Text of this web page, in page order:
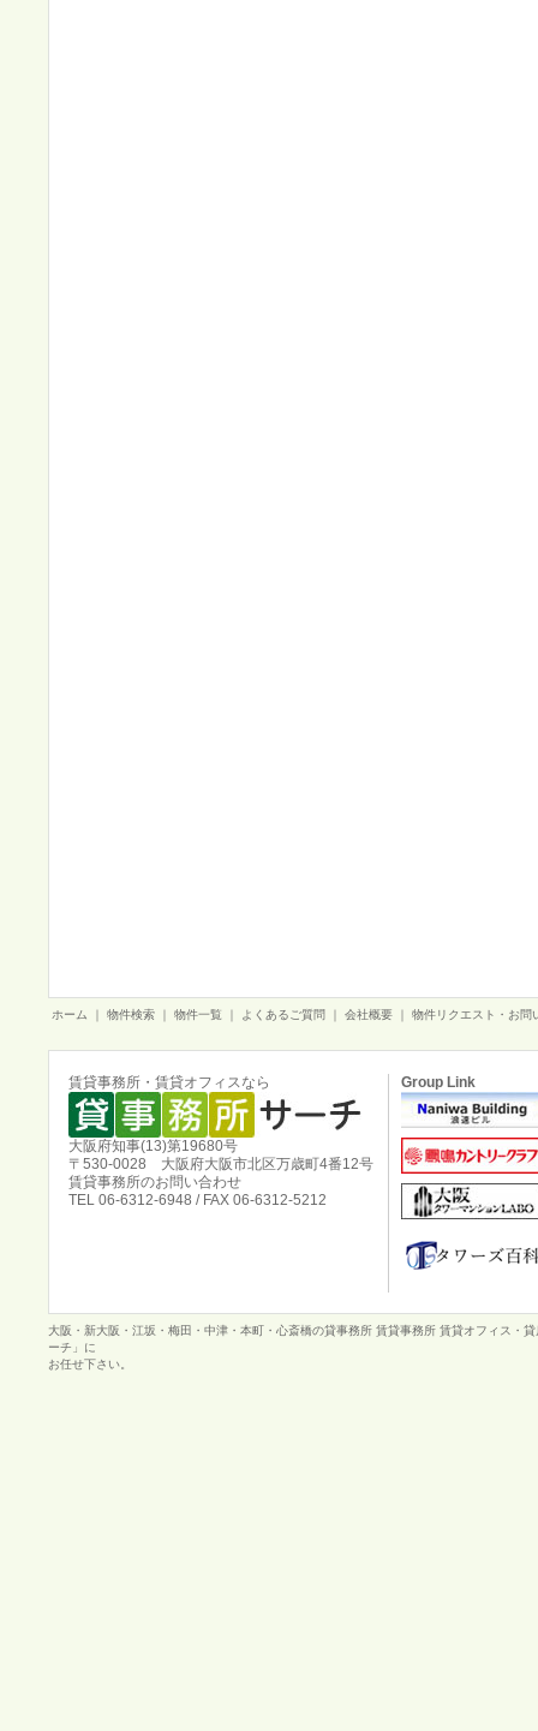
ホーム 物件検索 物件一覧 よくあるご質問 会社概要 物件リクエスト・お問
賃貸事務所・賃貸オフィスなら
大阪府知事(13)第19680号
〒530-0028 大阪府大阪市北区万歳町4番12号
賃貸事務所のお問い合わせ
TEL 06-6312-6948 / FAX 06-6312-5212
Group Link
大阪・新大阪・江坂・梅田・中津・本町・心斎橋の貸事務所 賃貸事務所 賃貸オフィス・
ーチ」に
お任せ下さい。